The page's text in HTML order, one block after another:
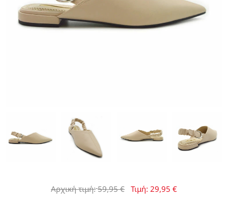
Αρχική τιμή: 59,95 € Τιμή: 29,95 €